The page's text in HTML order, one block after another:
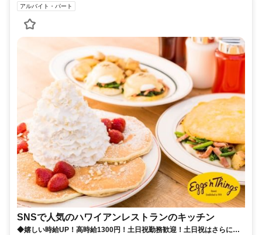
アルバイト・パート
SNSで人気のハワイアンレストランのキッチン
◆嬉しい時給UP！高時給1300円！土日祝勤務歓迎！土日祝はさらに時